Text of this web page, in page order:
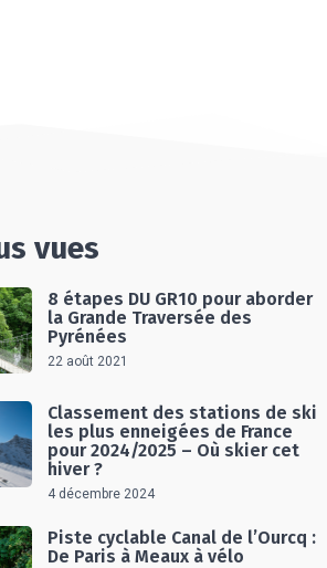
vues
8 étapes DU GR10 pour aborder
la Grande Traversée des
Pyrénées
22 août 2021
Classement des stations de ski
les plus enneigées de France
pour 2024/2025 – Où skier cet
hiver ?
4 décembre 2024
Piste cyclable Canal de l’Ourcq :
De Paris à Meaux à vélo